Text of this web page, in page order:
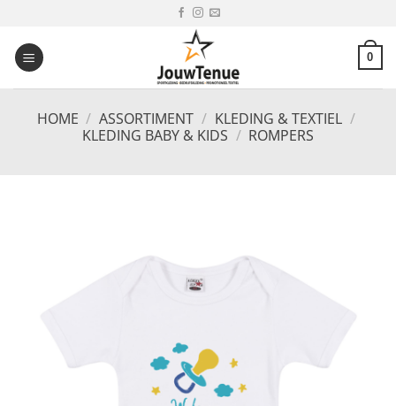
inhoud
0
HOME / ASSORTIMENT / KLEDING & TEXTIEL /
KLEDING BABY & KIDS / ROMPERS